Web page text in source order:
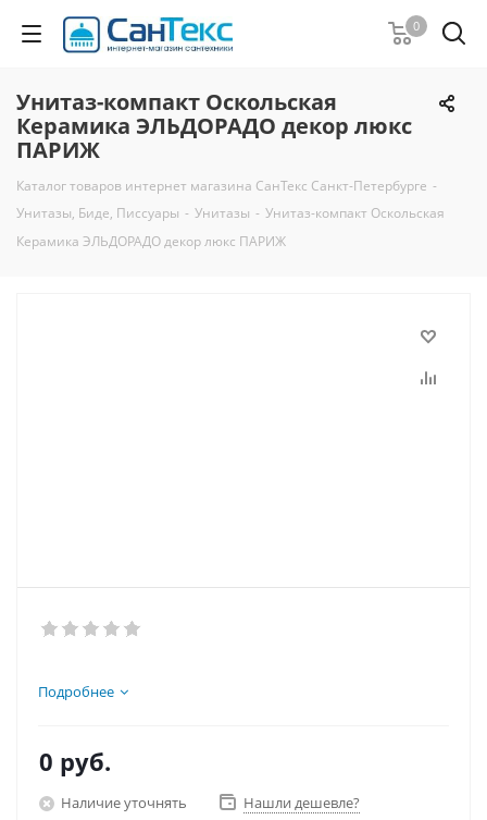
0
Унитаз-компакт Оскольская
Керамика ЭЛЬДОРАДО декор люкс
ПАРИЖ
Каталог товаров интернет магазина СанТекс Санкт-Петербурге -
Унитазы, Биде, Писсуары - Унитазы - Унитаз-компакт Оскольская
Керамика ЭЛЬДОРАДО декор люкс ПАРИЖ
Подробнее
0 руб.
Наличие уточнять Нашли дешевле?